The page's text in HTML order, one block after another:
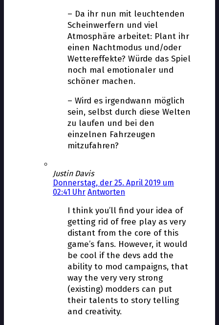
– Da ihr nun mit leuchtenden
Scheinwerfern und viel
Atmosphäre arbeitet: Plant ihr
einen Nachtmodus und/oder
Wettereffekte? Würde das Spiel
noch mal emotionaler und
schöner machen.
– Wird es irgendwann möglich
sein, selbst durch diese Welten
zu laufen und bei den
einzelnen Fahrzeugen
mitzufahren?
Justin Davis
Donnerstag, der 25. April 2019 um
02:41 Uhr Antworten
I think you’ll find your idea of
getting rid of free play as very
distant from the core of this
game’s fans. However, it would
be cool if the devs add the
ability to mod campaigns, that
way the very very strong
(existing) modders can put
their talents to story telling
and creativity.